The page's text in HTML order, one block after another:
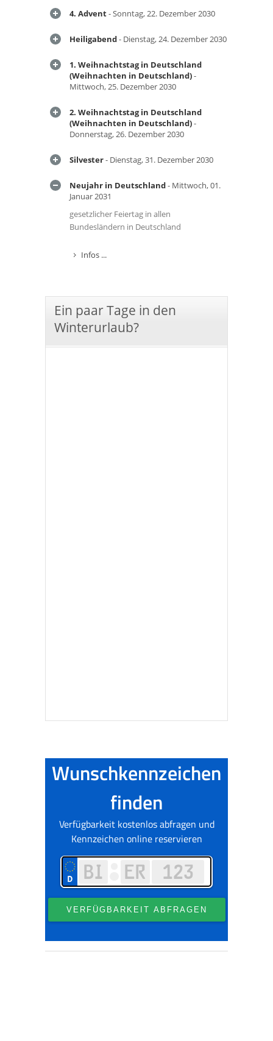
4. Advent- Sonntag, 22. Dezember 2030
Heiligabend- Dienstag, 24. Dezember 2030
1. Weihnachtstag in Deutschland
(Weihnachten in Deutschland)-
Mittwoch, 25. Dezember 2030
2. Weihnachtstag in Deutschland
(Weihnachten in Deutschland)-
Donnerstag, 26. Dezember 2030
Silvester- Dienstag, 31. Dezember 2030
Neujahr in Deutschland- Mittwoch, 01.
Januar 2031
gesetzlicher Feiertag in allen
Bundesländern in Deutschland
Infos ...
Ein paar Tage in den
Winterurlaub?